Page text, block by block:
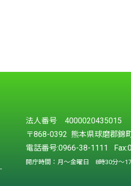
法人番号 4000020435015
〒868-0392 熊本県球磨郡錦
電話番号:0966-38-1111
開庁時間：月～金曜日 8時30分～